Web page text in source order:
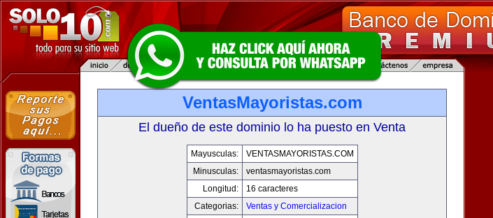
VentasMayoristas.com
El dueño de este dominio lo ha puesto en Venta
Mayusculas:
VENTASMAYORISTAS.COM
Minusculas:
ventasmayoristas.com
Longitud:
16 caracteres
Categorias:
Ventas y Comercializacion